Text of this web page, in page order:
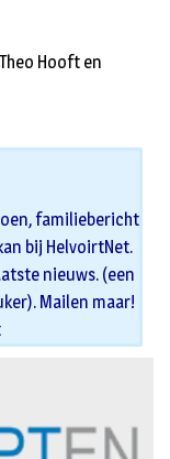
Hooft en
familiebericht
bij HelvoirtNet.
nieuws. (een
Mailen maar!